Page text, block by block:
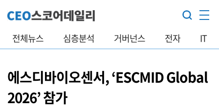
전체뉴스 심층분석 거버넌스 전자 IT
에스디바이오센서, ‘ESCMID Global
2026’ 참가